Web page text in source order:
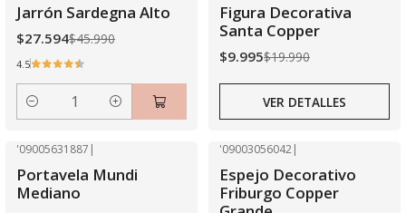
Jarrón Sardegna Alto
$27.594$45.990
4.5
Cantidad
Agotado
Figura Decorativa
Santa Copper
$9.995$19.990
VER DETALLES
'09005631887 |
Portavela Mundi
Mediano
'09003056042|
Espejo Decorativo
Friburgo Copper